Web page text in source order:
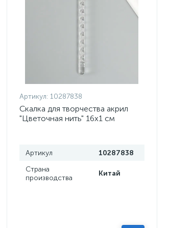
Артикул: 10287838
Скалка для творчества акрил
"Цветочная нить" 16х1 см
Артикул
10287838
Страна
производства
Китай